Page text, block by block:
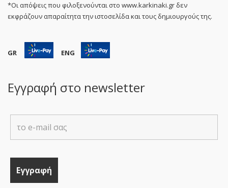
*Οι απόψεις που φιλοξενούνται στο www.karkinaki.gr δεν
εκφράζουν απαραίτητα την ιστοσελίδα και τους δημιουργούς της.
GR ENG
Εγγραφή στο newsletter